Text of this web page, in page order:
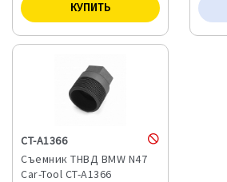
CT-A1366
Съемник ТНВД BMW N47
Car-Tool CT-A1366